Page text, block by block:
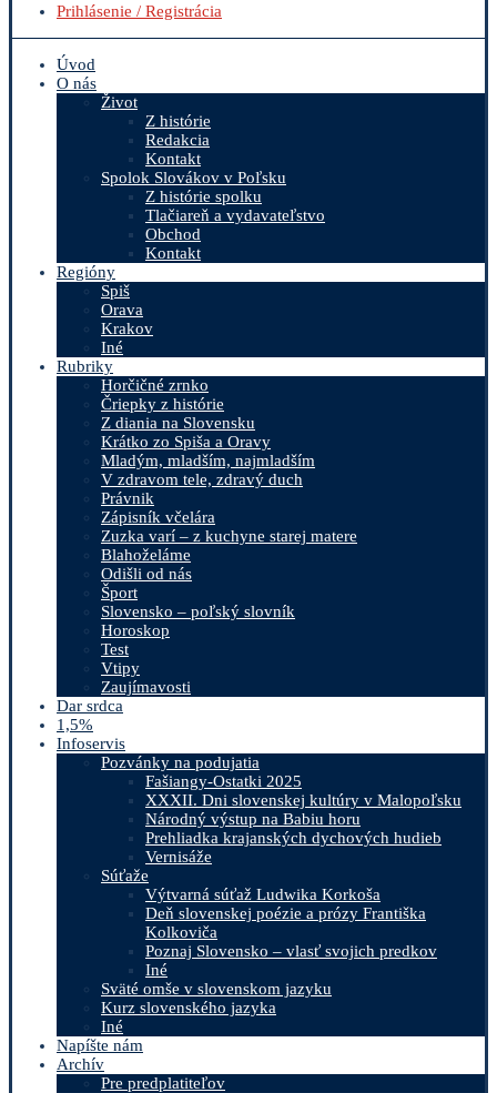
Prihlásenie / Registrácia
Úvod
O nás
Život
Z histórie
Redakcia
Kontakt
Spolok Slovákov v Poľsku
Z histórie spolku
Tlačiareň a vydavateľstvo
Obchod
Kontakt
Regióny
Spiš
Orava
Krakov
Iné
Rubriky
Horčičné zrnko
Čriepky z histórie
Z diania na Slovensku
Krátko zo Spiša a Oravy
Mladým, mladším, najmladším
V zdravom tele, zdravý duch
Právnik
Zápisník včelára
Zuzka varí – z kuchyne starej matere
Blahoželáme
Odišli od nás
Šport
Slovensko – poľský slovník
Horoskop
Test
Vtipy
Zaujímavosti
Dar srdca
1,5%
Infoservis
Pozvánky na podujatia
Fašiangy-Ostatki 2025
XXXII. Dni slovenskej kultúry v Malopoľsku
Národný výstup na Babiu horu
Prehliadka krajanských dychových hudieb
Vernisáže
Súťaže
Výtvarná súťaž Ludwika Korkoša
Deň slovenskej poézie a prózy Františka
Kolkoviča
Poznaj Slovensko – vlasť svojich predkov
Iné
Sväté omše v slovenskom jazyku
Kurz slovenského jazyka
Iné
Napíšte nám
Archív
Pre predplatiteľov